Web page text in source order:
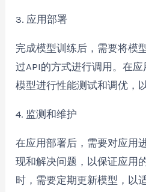
3. 应用部署
完成模型训练后，需要将模
过API的方式进行调用。在
模型进行性能测试和调优，
4. 监测和维护
在应用部署后，需要对应用
现和解决问题，以保证应用
时，需要定期更新模型，以